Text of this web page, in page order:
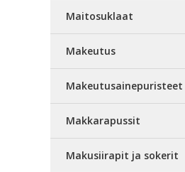
Maitosuklaat
Makeutus
Makeutusainepuristeet
Makkarapussit
Makusiirapit ja sokerit